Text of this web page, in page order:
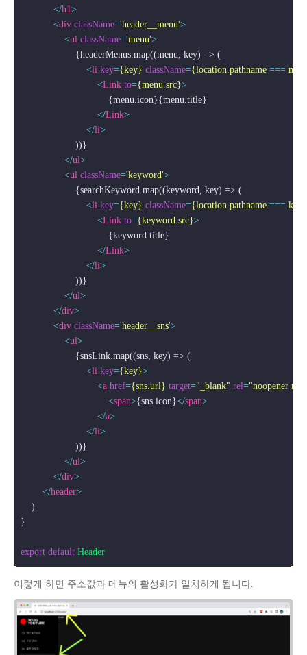
</h1>
<div className='header__menu'>
<ul className='menu'>
                    {headerMenus.map((menu, key) => (
<li key={key} className={location.pathname ===
<Link to={menu.src}>
                                {menu.icon}{menu.title}
</Link>
</li>
                    ))}
</ul>
<ul className='keyword'>
                    {searchKeyword.map((keyword, key) => (
<li key={key} className={location.pathname ===
<Link to={keyword.src}>
                                {keyword.title}
</Link>
</li>
                    ))}
</ul>
</div>
<div className='header__sns'>
<ul>
                    {snsLink.map((sns, key) => (
<li key={key}>
<a href={sns.url} target="_blank" rel="noopener
<span>{sns.icon}</span>
</a>
</li>
                    ))}
</ul>
</div>
</header>
    )
}
export default Header
이렇게 하면 주소값과 메뉴의 활성화가 일치하게 됩니다.